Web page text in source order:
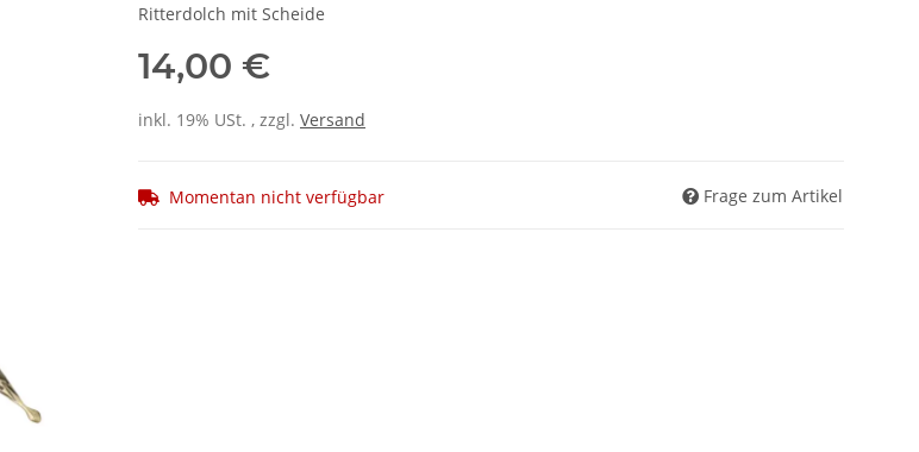
Ritterdolch mit Scheide
14,00 €
inkl. 19% USt. , zzgl. Versand
Momentan nicht verfügbar Frage zum Artikel